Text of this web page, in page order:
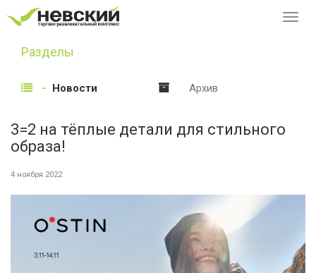
Разделы
Новости Архив
3=2 на тёплые детали для стильного
образа!
4 ноября 2022